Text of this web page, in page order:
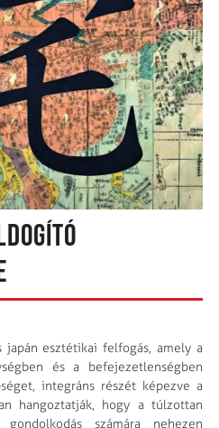
esztétikai felfogás, amely a
és a befejezetlenségben
integráns részét képezve a
hangoztatják, hogy a túlzottan
számára nehezen